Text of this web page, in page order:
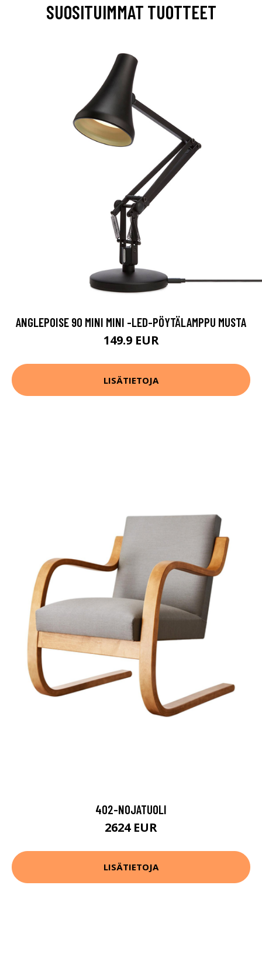
SUOSITUIMMAT TUOTTEET
ANGLEPOISE 90 MINI MINI -LED-PÖYTÄLAMPPU MUSTA
149.9 EUR
LISÄTIETOJA
402-NOJATUOLI
2624 EUR
LISÄTIETOJA